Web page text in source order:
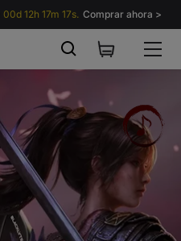
00d 12h 17m 16s. Comprar ahora >